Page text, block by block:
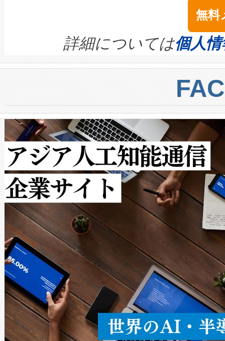
きます。この効率性は、フェ
ます。 Voltaiq provides a
quality and reliability for AI
BESS stack to ensure battery
centers. Voltaiqは、ai&のAI
からシステム統合、試運転、
クルの各段階のデータを監視
[…]
イズの小径化を実現すること
す。ノーマルモードでは、
ートル先まで検出でき、これ
トに対して約600メートルに
では、反射率10％のターゲッ
で向上し、最大検知距離は
ットだけで最大1キロメート
ルの変電所周囲を監視でき、
作業と点群処理を簡素化でき
Avia 2は、2種類のFOVオプシ
× 80°のノーマルモード、長
ードを切り替えて使用するこ
ることなく、単一のデバイス
うにします。遠距離まで届く
密度なスキャ […]
無料
詳細については個人